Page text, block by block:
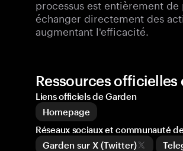
processus est entièrement
échanger directement des
augmentant l'efficacité.
Ressources
Liens officiels de Garden
Homepage
Réseaux sociaux et communauté
Garden sur X (Twitter)